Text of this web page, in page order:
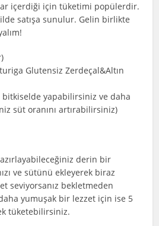
içerdiği için tüketimi popülerdir.
satışa sunulur. Gelin birlikte
Glutensiz Zerdeçal&Altın
yapabilirsiniz ve daha
süt oranını artırabilirsiniz)
derin bir
ve sütünü ekleyerek biraz
seviyorsanız bekletmeden
yumuşak bir lezzet için ise 5
tüketebilirsiniz.